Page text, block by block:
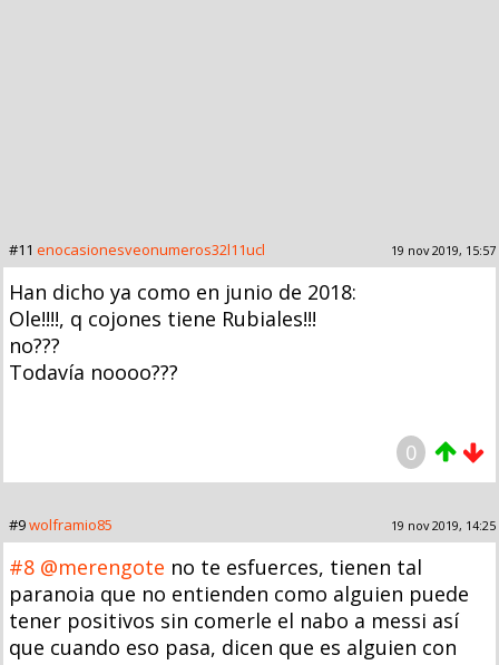
#11 enocasionesveonumeros32l11ucl 19 nov 2019, 15:57
Han dicho ya como en junio de 2018:
Ole!!!!, q cojones tiene Rubiales!!!
no???
Todavía noooo???
0
#9wolframio85 19 nov 2019, 14:25
#8 @merengote no te esfuerces, tienen tal
paranoia que no entienden como alguien puede
tener positivos sin comerle el nabo a messi así
que cuando eso pasa, dicen que es alguien con